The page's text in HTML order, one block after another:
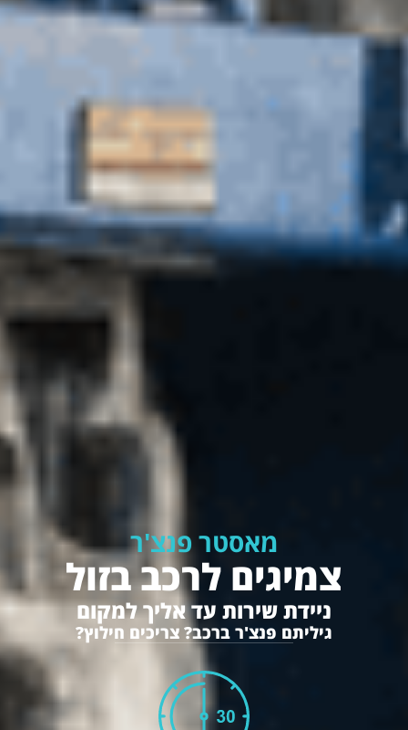
מאסטר פנצ'ר
צמיגים לרכב בזול
ניידת שירות עד אליך למקום
גיליתם פנצ'ר ברכב? צריכים חילוץ?